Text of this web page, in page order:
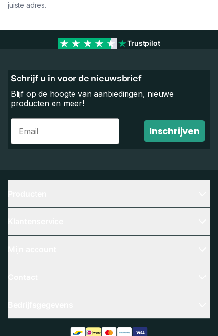
juiste adres.
Trustpilot
Schrijf u in voor de nieuwsbrief
Blijf op de hoogte van aanbiedingen, nieuwe
producten en meer!
Email
Inschrijven